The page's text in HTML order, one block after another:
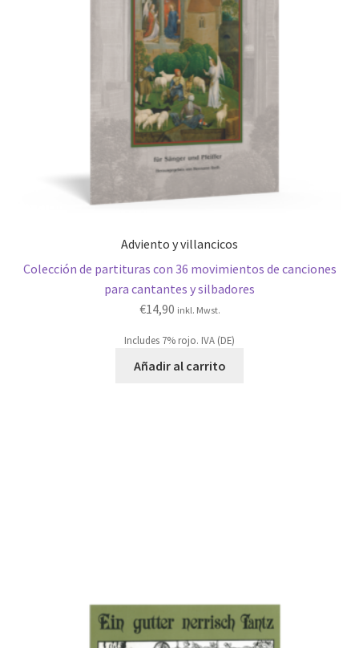
Adviento y villancicos
Colección de partituras con 36 movimientos de canciones
para cantantes y silbadores
€14,90 inkl. Mwst.
Includes 7% rojo. IVA (DE)
Añadir al carrito